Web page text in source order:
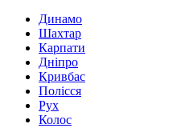
Динамо
Шахтар
Карпати
Дніпро
Кривбас
Полісся
Рух
Колос